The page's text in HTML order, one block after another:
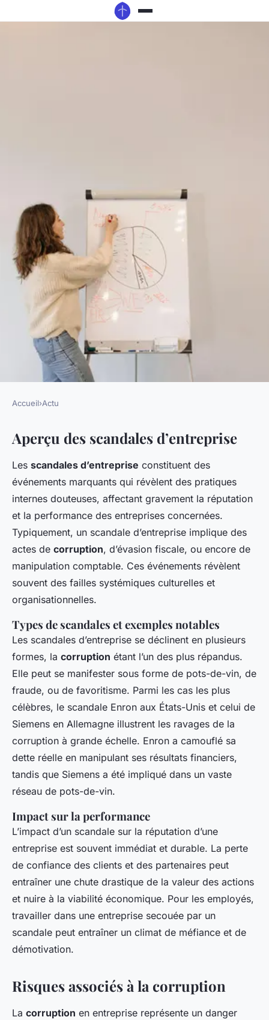
Scandales d'entreprise :
comment prévenir les risques
de corruption ?
• 6 min de lecture
Accueil›Actu
Aperçu des scandales d’entreprise
Les scandales d’entreprise constituent des
événements marquants qui révèlent des pratiques
internes douteuses, affectant gravement la réputation
et la performance des entreprises concernées.
Typiquement, un scandale d’entreprise implique des
actes de corruption, d’évasion fiscale, ou encore de
manipulation comptable. Ces événements révèlent
souvent des failles systémiques culturelles et
organisationnelles.
Types de scandales et exemples notables
Les scandales d’entreprise se déclinent en plusieurs
formes, la corruption étant l’un des plus répandus.
Elle peut se manifester sous forme de pots-de-vin, de
fraude, ou de favoritisme. Parmi les cas les plus
célèbres, le scandale Enron aux États-Unis et celui de
Siemens en Allemagne illustrent les ravages de la
corruption à grande échelle. Enron a camouflé sa
dette réelle en manipulant ses résultats financiers,
tandis que Siemens a été impliqué dans un vaste
réseau de pots-de-vin.
Impact sur la performance
L’impact d’un scandale sur la réputation d’une
entreprise est souvent immédiat et durable. La perte
de confiance des clients et des partenaires peut
entraîner une chute drastique de la valeur des actions
et nuire à la viabilité économique. Pour les employés,
travailler dans une entreprise secouée par un
scandale peut entraîner un climat de méfiance et de
démotivation.
Risques associés à la corruption
La corruption en entreprise représente un danger